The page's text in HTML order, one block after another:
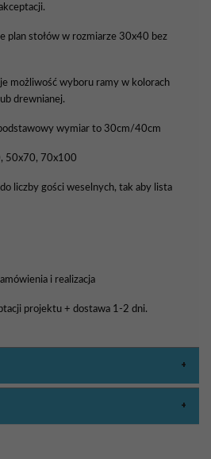
plan stołów w rozmiarze 30x40 bez
możliwość wyboru ramy w kolorach
drewnianej.
wymiar to 30cm/40cm
50x70, 70x100
liczby gości weselnych, tak aby lista
i realizacja
projektu + dostawa 1-2 dni.